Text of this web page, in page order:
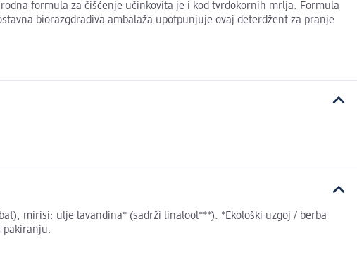
formula za čišćenje učinkovita je i kod tvrdokornih mrlja. Formula
biorazgdradiva ambalaža upotpunjuje ovaj deterdžent za pranje
mirisi: ulje lavandina* (sadrži linalool***). *Ekološki uzgoj / berba
pakiranju.